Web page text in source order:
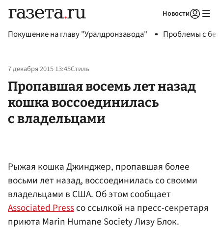
Новости
Покушение на главу "Уралдронзавода" Проблемы с
7 декабря 2015 13:45Стиль
Пропавшая восемь лет назад
кошка воссоединилась
с владельцами
Рыжая кошка Джинджер, пропавшая более
восьми лет назад, воссоединилась со своими
владельцами в США. Об этом сообщает
Associated Pressсо ссылкой на пресс-секретаря
приюта Marin Humane Society Лизу Блок.